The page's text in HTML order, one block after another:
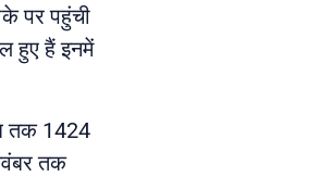
पर पहुंची
हुए हैं इनमें
तक 1424
तक